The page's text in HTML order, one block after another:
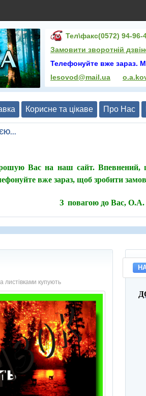
Тел\факс(0572) 94-96-
Замовити зворотній
Телефонуйте вже зараз.
lesovod@mail.ua
Корисне та цікаве Про Нас
Вас на наш сайт.
вже зараз, щоб зробити
З повагою до Вас,
листівками купують